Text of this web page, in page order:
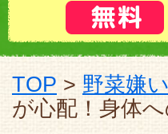
TOP > 野菜嫌
が心配！身体